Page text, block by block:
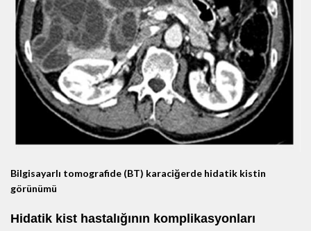
Bilgisayarlı tomografide (BT) karaciğerde hidatik kistin
görünümü
Hidatik kist hastalığının komplikasyonları